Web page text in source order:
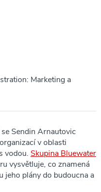
Marketing a
Sendin Arnautovic
v oblasti
vodou. Skupina Bluewater
vysvětluje, co znamená
jeho plány do budoucna a